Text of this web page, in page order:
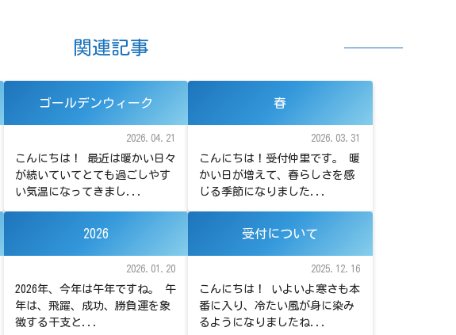
関連記事
ゴールデンウィーク
2026.04.21
こんにちは！ 最近は暖かい日々
が続いていてとても過ごしやす
い気温になってきまし...
春
2026.03.31
こんにちは！受付仲里です。 暖
かい日が増えて、春らしさを感
じる季節になりました...
2026
2026.01.20
2026年、今年は午年ですね。 午
年は、飛躍、成功、勝負運を象
徴する干支と...
受付について
2025.12.16
こんにちは！ いよいよ寒さも本
番に入り、冷たい風が身に染み
るようになりましたね...